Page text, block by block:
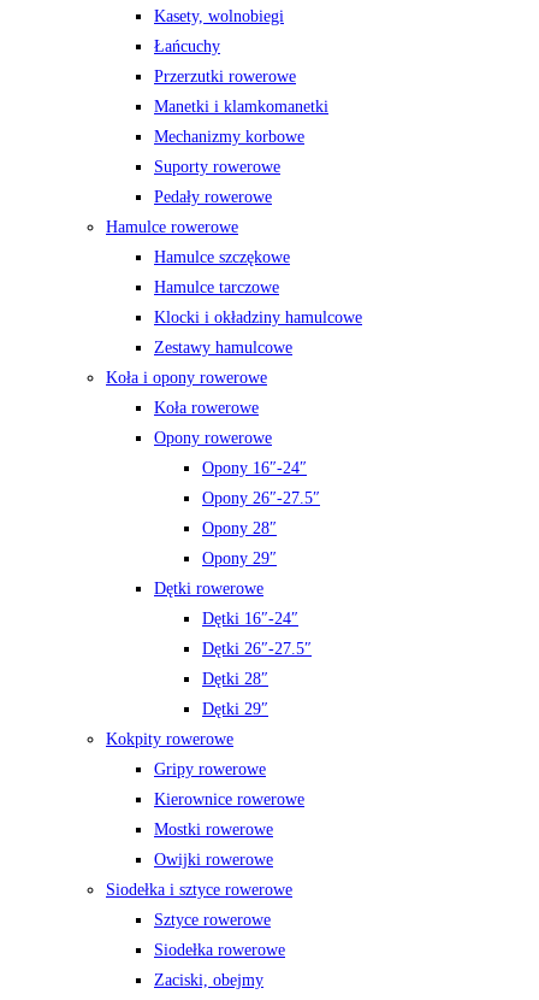
Kasety, wolnobiegi
Łańcuchy
Przerzutki rowerowe
Manetki i klamkomanetki
Mechanizmy korbowe
Suporty rowerowe
Pedały rowerowe
Hamulce rowerowe
Hamulce szczękowe
Hamulce tarczowe
Klocki i okładziny hamulcowe
Zestawy hamulcowe
Koła i opony rowerowe
Koła rowerowe
Opony rowerowe
Opony 16″-24″
Opony 26″-27.5″
Opony 28″
Opony 29″
Dętki rowerowe
Dętki 16″-24″
Dętki 26″-27.5″
Dętki 28″
Dętki 29″
Kokpity rowerowe
Gripy rowerowe
Kierownice rowerowe
Mostki rowerowe
Owijki rowerowe
Siodełka i sztyce rowerowe
Sztyce rowerowe
Siodełka rowerowe
Zaciski, obejmy